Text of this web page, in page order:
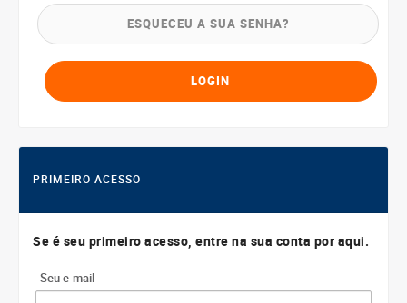
ESQUECEU A SUA SENHA?
PRIMEIRO ACESSO
Se é seu primeiro acesso, entre na sua conta por aqui.
Seu e-mail